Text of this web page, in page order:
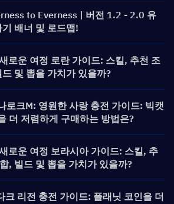
to Everness | 버전 1.2 - 2.0 유
기 배너 및 로드맵!
로운 여정 로란 가이드: 스킬, 추천 조
드 및 뽑을 가치가 있을까?
로크M: 영원한 사랑 충전 가이드: 빅캣
더 저렴하게 구매하는 방법은?
로운 여정 보라시아 가이드: 스킬, 추
, 빌드 및 뽑을 가치가 있을까?
크 리전 충전 가이드: 플래닛 코인을 더